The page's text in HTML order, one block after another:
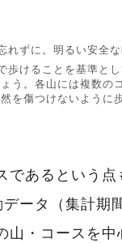
ずに。明るい安全な
けることを基準と
う。各山には複数の
傷つけないように
あるという
ータ（集計期
・コースを中